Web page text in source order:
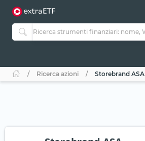
Ricerca azioni Storebrand ASA